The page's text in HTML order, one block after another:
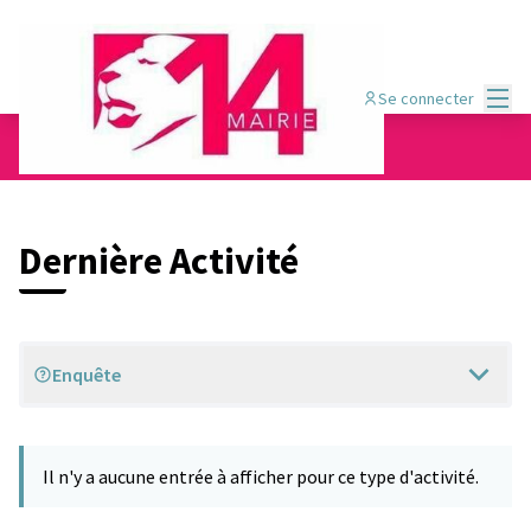
Se connecter
Dernières activités
Dernière Activité
Enquête
Il n'y a aucune entrée à afficher pour ce type d'activité.